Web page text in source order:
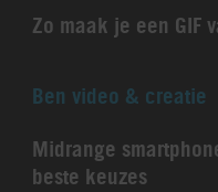
Zo maak je een GIF
Ben video & creatie
Midrange
beste keuzes